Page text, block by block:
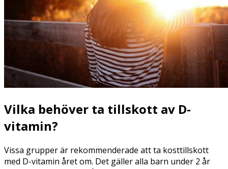
Vilka behöver ta tillskott av D-
vitamin?
Vissa grupper är rekommenderade att ta kosttillskott
med D-vitamin året om. Det gäller alla barn under 2 år